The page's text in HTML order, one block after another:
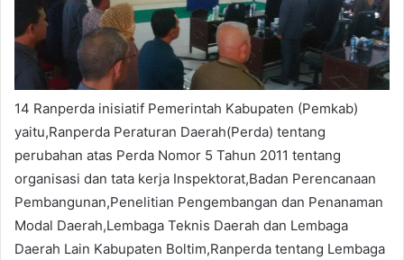
14 Ranperda inisiatif Pemerintah Kabupaten (Pemkab)
yaitu,Ranperda Peraturan Daerah(Perda) tentang
perubahan atas Perda Nomor 5 Tahun 2011 tentang
organisasi dan tata kerja Inspektorat,Badan Perencanaan
Pembangunan,Penelitian Pengembangan dan Penanaman
Modal Daerah,Lembaga Teknis Daerah dan Lembaga
Daerah Lain Kabupaten Boltim,Ranperda tentang Lembaga